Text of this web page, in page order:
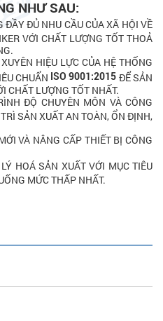
NHƯ SAU:
ĐỦ NHU CẦU CỦA XÃ HỘI VỀ
VỚI CHẤT LƯỢNG TỐT THOẢ
HIỆU LỰC CỦA HỆ THỐNG
CHUẨN ISO 9001:2015 ĐỂ SẢN
CHẤT LƯỢNG TỐT NHẤT.
ĐỘ CHUYÊN MÔN VÀ CÔNG
SẢN XUẤT AN TOÀN, ỔN ĐỊNH,
VÀ NÂNG CẤP THIẾT BỊ CÔNG
HOÁ SẢN XUẤT VỚI MỤC TIÊU
MỨC THẤP NHẤT.